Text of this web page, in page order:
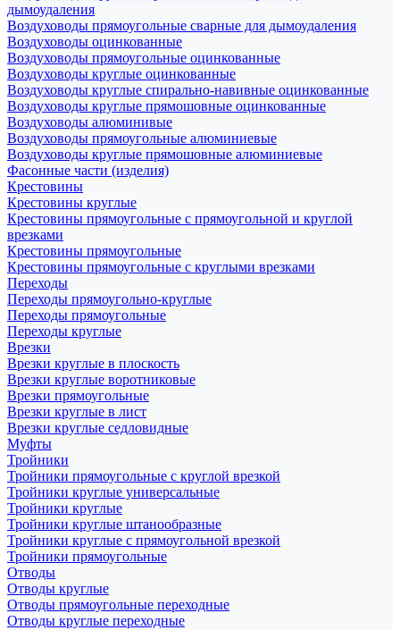
дымоудаления
Воздуховоды прямоугольные сварные для дымоудаления
Воздуховоды оцинкованные
Воздуховоды прямоугольные оцинкованные
Воздуховоды круглые оцинкованные
Воздуховоды круглые спирально-навивные оцинкованные
Воздуховоды круглые прямошовные оцинкованные
Воздуховоды алюминивые
Воздуховоды прямоугольные алюминиевые
Воздуховоды круглые прямошовные алюминиевые
Фасонные части (изделия)
Крестовины
Крестовины круглые
Крестовины прямоугольные с прямоугольной и круглой
врезками
Крестовины прямоугольные
Крестовины прямоугольные с круглыми врезками
Переходы
Переходы прямоугольно-круглые
Переходы прямоугольные
Переходы круглые
Врезки
Врезки круглые в плоскость
Врезки круглые воротниковые
Врезки прямоугольные
Врезки круглые в лист
Врезки круглые седловидные
Муфты
Тройники
Тройники прямоугольные с круглой врезкой
Тройники круглые универсальные
Тройники круглые
Тройники круглые штанообразные
Тройники круглые с прямоугольной врезкой
Тройники прямоугольные
Отводы
Отводы круглые
Отводы прямоугольные переходные
Отводы круглые переходные